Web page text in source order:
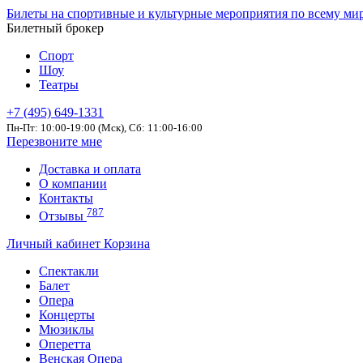
Билеты на спортивные и культурные мероприятия по всему
Билетный брокер
Спорт
Шоу
Театры
+7 (495) 649-1331
Пн-Пт: 10:00-19:00 (Мск), Сб: 11:00-16:00
Перезвоните мне
Доставка и оплата
О компании
Контакты
Отзывы 787
Личный кабинет Корзина
Спектакли
Балет
Опера
Концерты
Мюзиклы
Оперетта
Венская Опера